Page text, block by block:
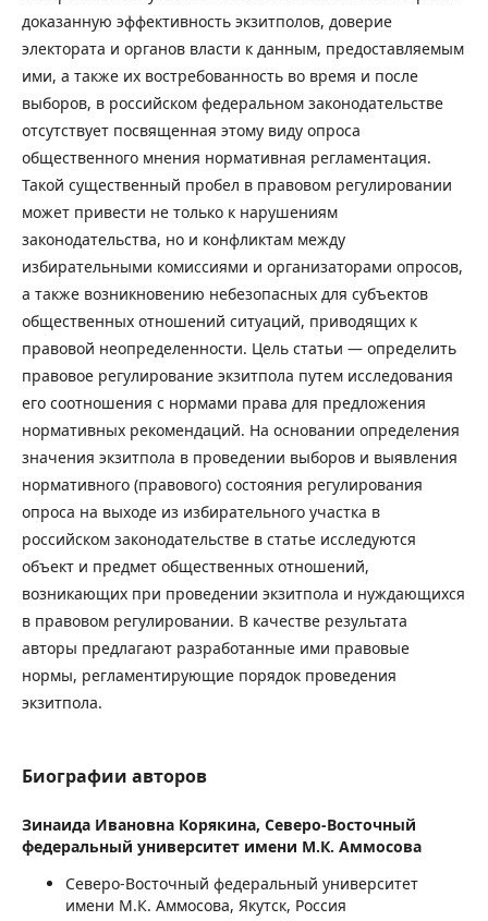
доказанную эффективность экзитполов, доверие
электората и органов власти к данным, предоставляемым
ими, а также их востребованность во время и после
выборов, в российском федеральном законодательстве
отсутствует посвященная этому виду опроса
общественного мнения нормативная регламентация.
Такой существенный пробел в правовом регулировании
может привести не только к нарушениям
законодательства, но и конфликтам между
избирательными комиссиями и организаторами опросов,
а также возникновению небезопасных для субъектов
общественных отношений ситуаций, приводящих к
правовой неопределенности. Цель статьи — определить
правовое регулирование экзитпола путем исследования
его соотношения с нормами права для предложения
нормативных рекомендаций. На основании определения
значения экзитпола в проведении выборов и выявления
нормативного (правового) состояния регулирования
опроса на выходе из избирательного участка в
российском законодательстве в статье исследуются
объект и предмет общественных отношений,
возникающих при проведении экзитпола и нуждающихся
в правовом регулировании. В качестве результата
авторы предлагают разработанные ими правовые
нормы, регламентирующие порядок проведения
экзитпола.
Биографии авторов
Зинаида Ивановна Корякина, Северо-Восточный
федеральный университет имени М.К. Аммосова
Северо-Восточный федеральный университет
имени М.К. Аммосова, Якутск, Россия